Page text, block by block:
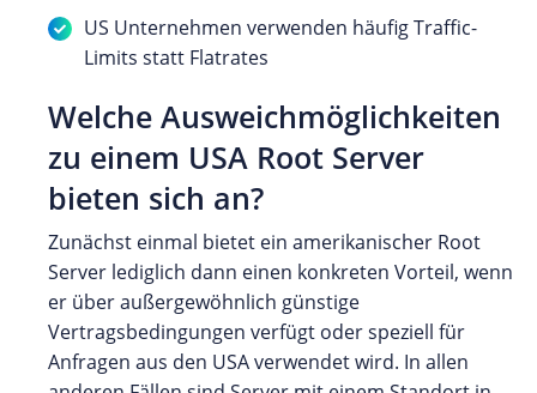
US Unternehmen verwenden häufig Traffic-
Limits statt Flatrates
Welche Ausweichmöglichkeiten
zu einem USA Root Server
bieten sich an?
Zunächst einmal bietet ein amerikanischer Root
Server lediglich dann einen konkreten Vorteil, wenn
er über außergewöhnlich günstige
Vertragsbedingungen verfügt oder speziell für
Anfragen aus den USA verwendet wird. In allen